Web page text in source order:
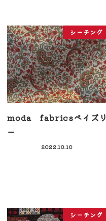
シーチング
moda fabricsペイズリ
ー
2022.10.10
シーチング